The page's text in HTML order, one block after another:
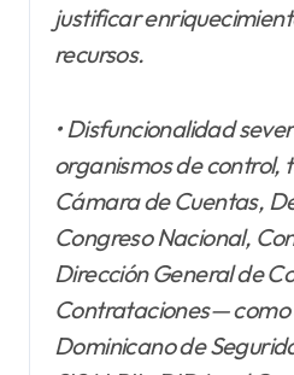
justificar
recursos.
• Disfuncionalidad
organismos de
Cámara de Cuentas,
Congreso Nacional,
Dirección General de
Contrataciones— como
Dominicano de